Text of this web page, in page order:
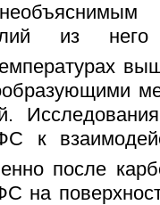
из
к
после
на